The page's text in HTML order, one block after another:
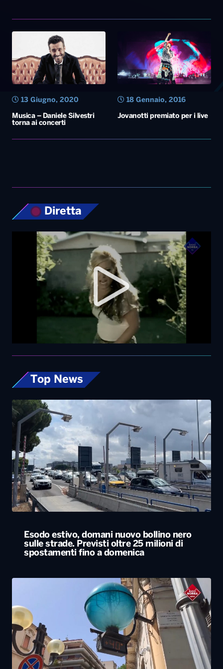
Musica – Daniele Silvestri
torna ai concerti
13 Giugno, 2020
Jovanotti premiato per i live
18 Gennaio, 2016
Diretta
Top News
Esodo estivo, domani nuovo bollino nero
sulle strade. Previsti oltre 25 milioni di
spostamenti fino a domenica